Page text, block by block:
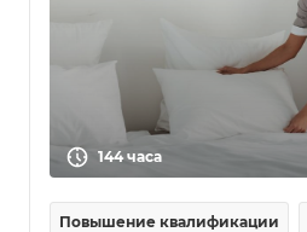
144 часа
Повышение квалификации